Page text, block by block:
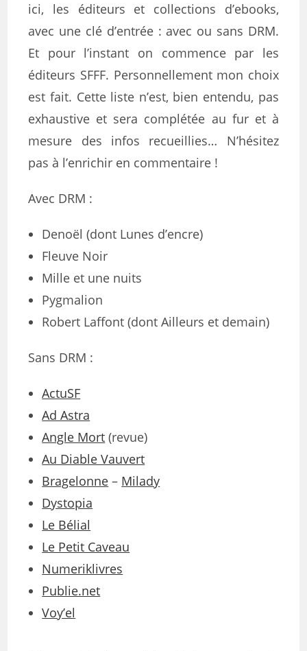
ici, les éditeurs et collections d’ebooks,
avec une clé d’entrée : avec ou sans DRM.
Et pour l’instant on commence par les
éditeurs SFFF. Personnellement mon choix
est fait. Cette liste n’est, bien entendu, pas
exhaustive et sera complétée au fur et à
mesure des infos recueillies… N’hésitez
pas à l’enrichir en commentaire !
Avec DRM :
Denoël (dont Lunes d’encre)
Fleuve Noir
Mille et une nuits
Pygmalion
Robert Laffont (dont Ailleurs et demain)
Sans DRM :
ActuSF
Ad Astra
Angle Mort (revue)
Au Diable Vauvert
Bragelonne – Milady
Dystopia
Le Bélial
Le Petit Caveau
Numeriklivres
Publie.net
Voy’el